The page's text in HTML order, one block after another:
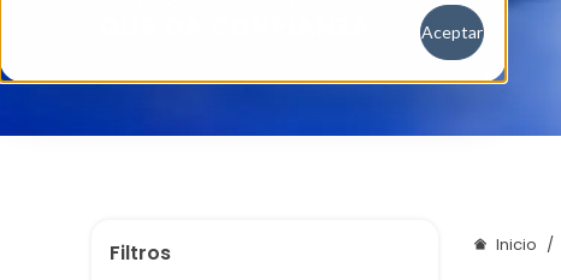
Aceptar
Inicio